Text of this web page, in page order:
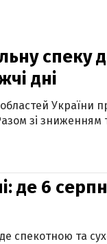
спеку
дні
України
зі зниженням
де 6
спекотною та